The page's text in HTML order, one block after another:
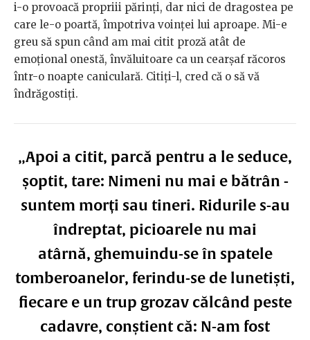
i-o provoacă propriii părinți, dar nici de dragostea pe
care le-o poartă, împotriva voinței lui aproape. Mi-e
greu să spun când am mai citit proză atât de
emoțional onestă, învăluitoare ca un cearșaf răcoros
într-o noapte caniculară. Citiți-l, cred că o să vă
îndrăgostiți.
„Apoi a citit, parcă pentru a le seduce,
șoptit, tare: Nimeni nu mai e bătrân -
suntem morți sau tineri. Ridurile s-au
îndreptat, picioarele nu mai
atârnă, ghemuindu-se în spatele
tomberoanelor, ferindu-se de lunetiști,
fiecare e un trup grozav călcând peste
cadavre, conștient că: N-am fost